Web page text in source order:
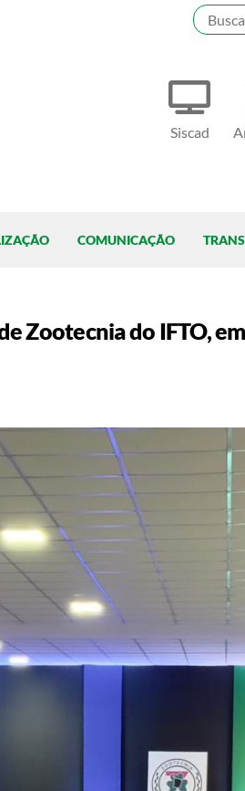
Siscad
COMUNICAÇÃO
Zootecnia do IFTO,